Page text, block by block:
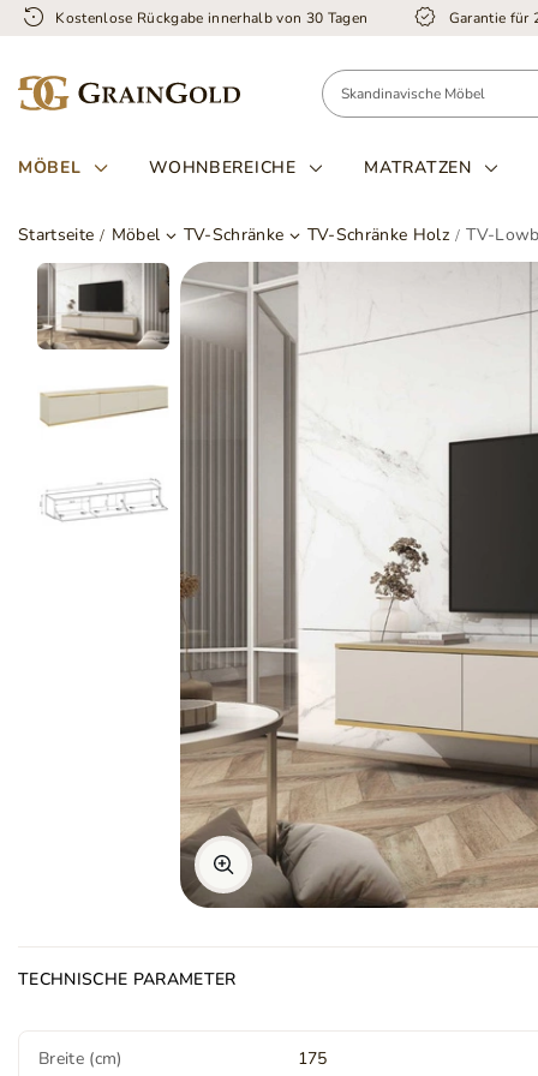
Kostenlose Rückgabe innerhalb von 30 Tagen Garantie für
MÖBEL WOHNBEREICHE MATRATZEN
Startseite Möbel TV-Schränke TV-Schränke Holz TV-
TECHNISCHE PARAMETER
Breite (cm) 175